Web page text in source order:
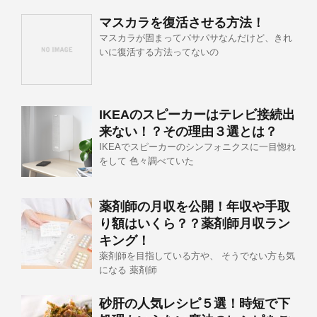
マスカラを復活させる方法！
マスカラが固まってパサパサなんだけど、きれ
いに復活する方法ってないの
IKEAのスピーカーはテレビ接続出
来ない！？その理由３選とは？
IKEAでスピーカーのシンフォニクスに一目惚れ
をして 色々調べていた
薬剤師の月収を公開！年収や手取
り額はいくら？？薬剤師月収ラン
キング！
薬剤師を目指している方や、 そうでない方も気
になる 薬剤師
砂肝の人気レシピ５選！時短で下